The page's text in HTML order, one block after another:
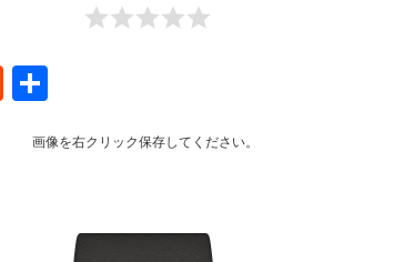
Reddit
画像を右クリック保存してください。